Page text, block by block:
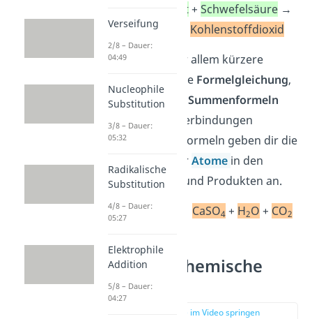
Calciumcarbonat+Schwefelsäure →
Gips+Wasser
Kohlenstoffdioxid
Die zweite und vor allem kürzere
Schreibweise ist die Formelgleichung,
mit der du nur dieSummenformeln
der chemischen Verbindungen
angibst. Summenformeln geben dir die
Art und Anzahl derAtome in den
Ausgangsstoffen und Produkten an.
CaCO3 +H CaSO4 + H2O + CO2
Merkmale chemische
Reaktion
zur Stelle im Video springen
Verseifung
2/8 – Dauer:
04:49
Nucleophile
Substitution
3/8 – Dauer:
05:32
Radikalische
Substitution
4/8 – Dauer:
05:27
Elektrophile
Addition
5/8 – Dauer:
04:27